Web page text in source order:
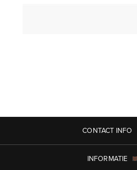
CONTACT INFO
INFORMATIE